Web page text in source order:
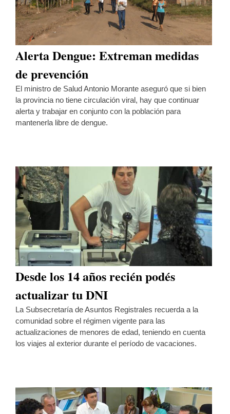
Alerta Dengue: Extreman medidas
de prevención
El ministro de Salud Antonio Morante aseguró que si bien
la provincia no tiene circulación viral, hay que continuar
alerta y trabajar en conjunto con la población para
mantenerla libre de dengue.
Desde los 14 años recién podés
actualizar tu DNI
La Subsecretaría de Asuntos Registrales recuerda a la
comunidad sobre el régimen vigente para las
actualizaciones de menores de edad, teniendo en cuenta
los viajes al exterior durante el período de vacaciones.